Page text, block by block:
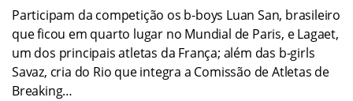
Participam da competição os b-boys Luan San, brasileiro
que ficou em quarto lugar no Mundial de Paris, e Lagaet,
um dos principais atletas da França; além das b-girls
Savaz, cria do Rio que integra a Comissão de Atletas de
Breaking…